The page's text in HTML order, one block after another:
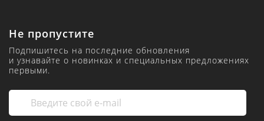
Не пропустите
Подпишитесь на последние обновления
и узнавайте о новинках и специальных предложениях
первыми.